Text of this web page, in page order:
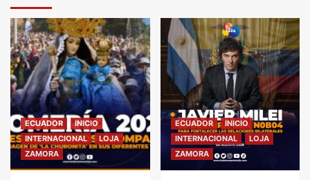
ECUADOR
INICIO
INTERNACIONAL
LOJA
ZAMORA
ECUADOR
INICIO
INTERNACIONAL
LOJA
ZAMORA